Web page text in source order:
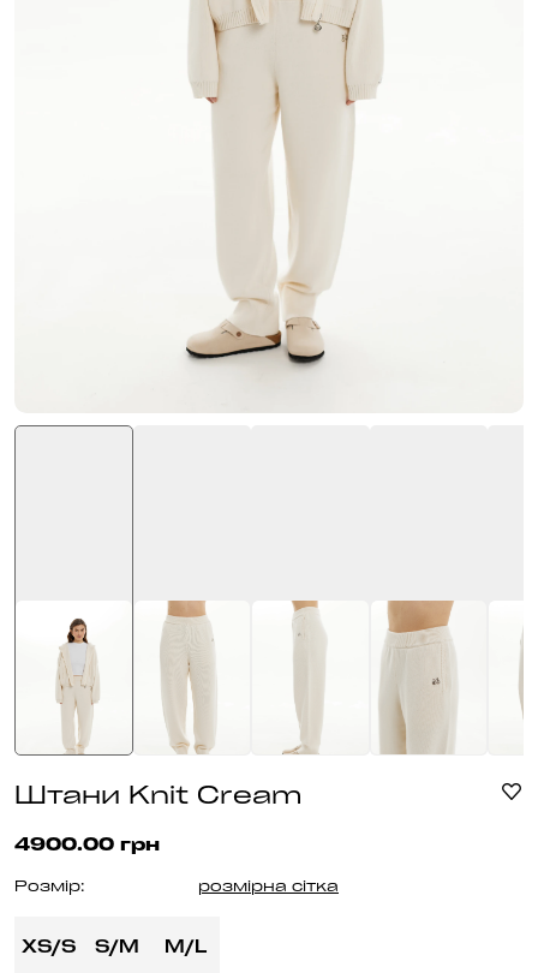
Штани Knit Cream
4900.00 грн
Розмір: розмірна сітка
XS/S S/M M/L